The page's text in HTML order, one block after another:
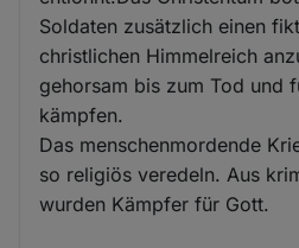
Soldaten zusätzlich einen
christlichen Himmelreich
gehorsam bis zum Tod und
kämpfen.
Das menschenmordende
so religiös veredeln. Aus
wurden Kämpfer für Gott.